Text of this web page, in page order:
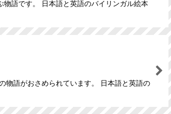
語です。 日本語と英語のバイリンガル絵本
物語がおさめられています。 日本語と英語の